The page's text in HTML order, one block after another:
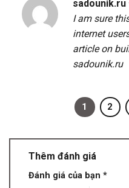
sadounik.ru
I am sure
internet
article on
sadounik.ru
1 2
Thêm đánh giá
Đánh giá của bạn *